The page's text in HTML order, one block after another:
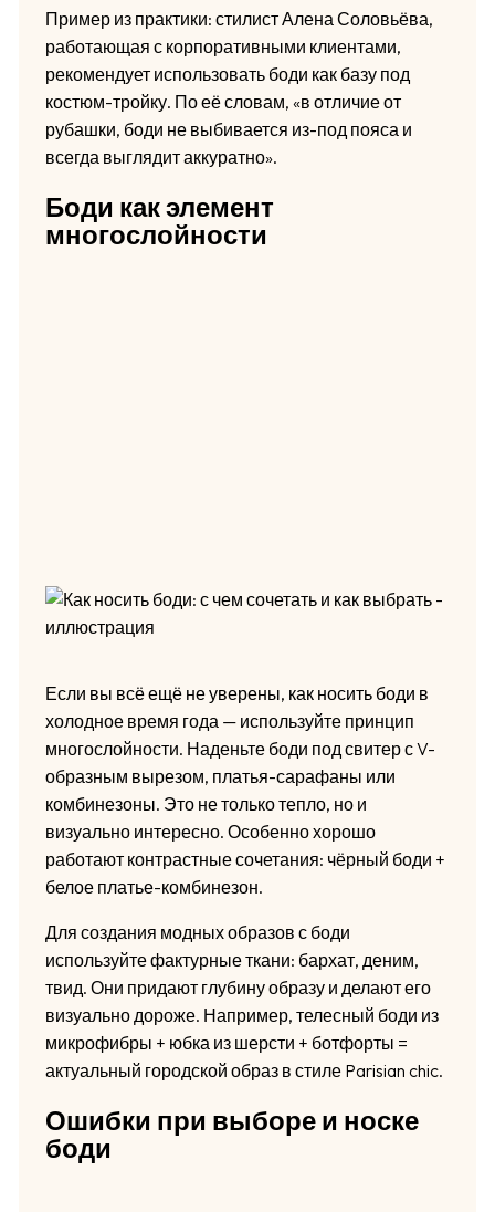
Пример из практики: стилист Алена Соловьёва,
работающая с корпоративными клиентами,
рекомендует использовать боди как базу под
костюм-тройку. По её словам, «в отличие от
рубашки, боди не выбивается из-под пояса и
всегда выглядит аккуратно».
Боди как элемент
многослойности
Если вы всё ещё не уверены, как носить боди в
холодное время года — используйте принцип
многослойности. Наденьте боди под свитер с V-
образным вырезом, платья-сарафаны или
комбинезоны. Это не только тепло, но и
визуально интересно. Особенно хорошо
работают контрастные сочетания: чёрный боди +
белое платье-комбинезон.
Для создания модных образов с боди
используйте фактурные ткани: бархат, деним,
твид. Они придают глубину образу и делают его
визуально дороже. Например, телесный боди из
микрофибры + юбка из шерсти + ботфорты =
актуальный городской образ в стиле Parisian chic.
Ошибки при выборе и носке
боди